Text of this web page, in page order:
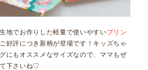
地でお作りした軽量で使いやすいプリン
好評につき新柄が登場です！キッズちゃ
にもオススメなサイズなので、ママもぜ
下さいね♡